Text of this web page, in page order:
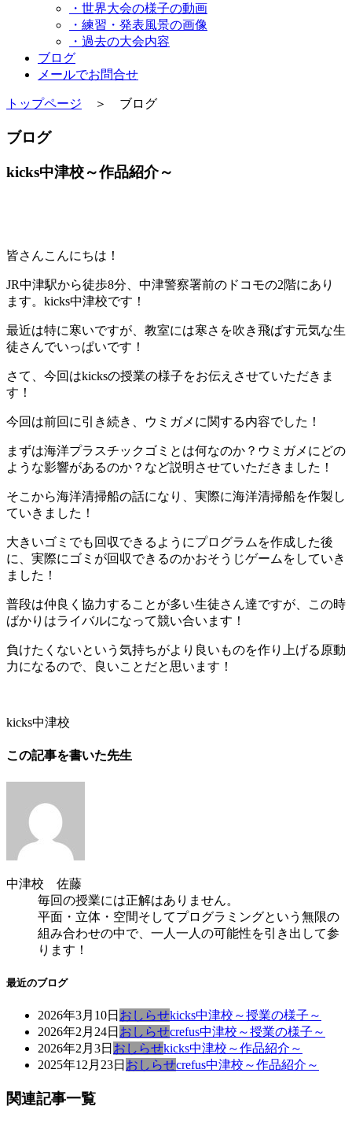
・世界大会の様子の動画
・練習・発表風景の画像
・過去の大会内容
ブログ
メールでお問合せ
トップページ ＞ ブログ
ブログ
kicks中津校～作品紹介～
皆さんこんにちは！
JR中津駅から徒歩8分、中津警察署前のドコモの2階にあり
ます。kicks中津校です！
最近は特に寒いですが、教室には寒さを吹き飛ばす元気な生
徒さんでいっぱいです！
さて、今回はkicksの授業の様子をお伝えさせていただきま
す！
今回は前回に引き続き、ウミガメに関する内容でした！
まずは海洋プラスチックゴミとは何なのか？ウミガメにどの
ような影響があるのか？など説明させていただきました！
そこから海洋清掃船の話になり、実際に海洋清掃船を作製し
ていきました！
大きいゴミでも回収できるようにプログラムを作成した後
に、実際にゴミが回収できるのかおそうじゲームをしていき
ました！
普段は仲良く協力することが多い生徒さん達ですが、この時
ばかりはライバルになって競い合います！
負けたくないという気持ちがより良いものを作り上げる原動
力になるので、良いことだと思います！
kicks中津校
この記事を書いた先生
中津校 佐藤
毎回の授業には正解はありません。
平面・立体・空間そしてプログラミングという無限の
組み合わせの中で、一人一人の可能性を引き出して参
ります！
最近のブログ
2026年3月10日 おしらせkicks中津校～授業の様子～
2026年2月24日 おしらせcrefus中津校～授業の様子～
2026年2月3日 おしらせkicks中津校～作品紹介～
2025年12月23日 おしらせcrefus中津校～作品紹介～
関連記事一覧